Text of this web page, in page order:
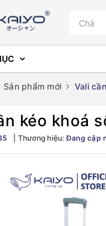
Sản phẩm mới Vali
kéo khoá
Thương hiệu:Đang cập